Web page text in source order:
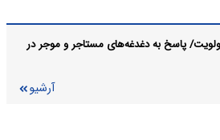
پاسخ به دغدغه‌های مستاجر و‌ موجر در
آرشیو